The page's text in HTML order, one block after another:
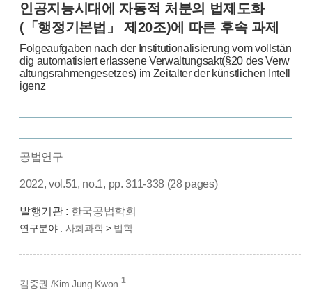
인공지능시대에 자동적 처분의 법제도화
(「행정기본법」 제20조)에 따른 후속 과제
Folgeaufgaben nach der Institutionalisierung vom vollstän
dig automatisiert erlassene Verwaltungsakt(§20 des Verw
altungsrahmengesetzes) im Zeitalter der künstlichen Intell
igenz
공법연구
2022, vol.51, no.1, pp. 311-338 (28 pages)
발행기관 : 한국공법학회
연구분야 : 사회과학> 법학
김중권 /Kim Jung Kwon 1